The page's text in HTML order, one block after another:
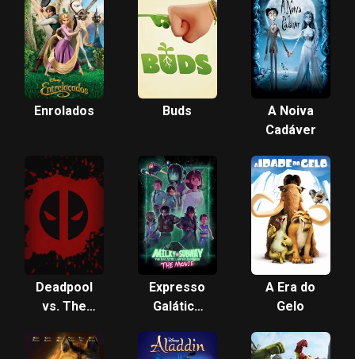
Enrolados Buds
A Noiva
Cadáver
Deadpool
vs. The
Expresso
Galático
Lácteo: O
A Era do
Gelo